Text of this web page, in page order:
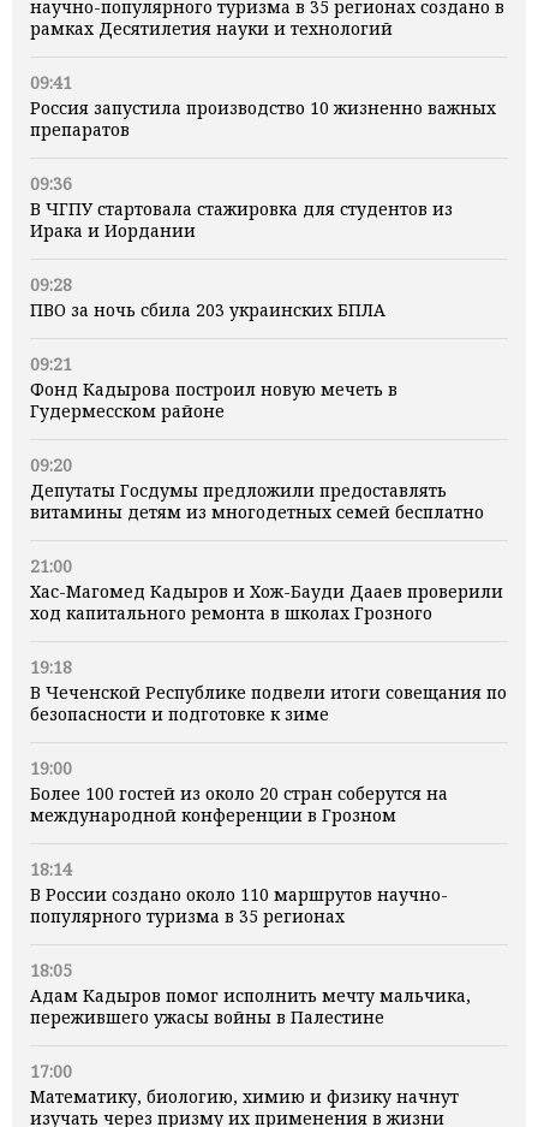
научно-популярного туризма в 35 регионах создано в
рамках Десятилетия науки и технологий
09:41
Россия запустила производство 10 жизненно важных
препаратов
09:36
В ЧГПУ стартовала стажировка для студентов из
Ирака и Иордании
09:28
ПВО за ночь сбила 203 украинских БПЛА
09:21
Фонд Кадырова построил новую мечеть в
Гудермесском районе
09:20
Депутаты Госдумы предложили предоставлять
витамины детям из многодетных семей бесплатно
21:00
Хас-Магомед Кадыров и Хож-Бауди Дааев проверили
ход капитального ремонта в школах Грозного
19:18
В Чеченской Республике подвели итоги совещания по
безопасности и подготовке к зиме
19:00
Более 100 гостей из около 20 стран соберутся на
международной конференции в Грозном
18:14
В России создано около 110 маршрутов научно-
популярного туризма в 35 регионах
18:05
Адам Кадыров помог исполнить мечту мальчика,
пережившего ужасы войны в Палестине
17:00
Математику, биологию, химию и физику начнут
изучать через призму их применения в жизни